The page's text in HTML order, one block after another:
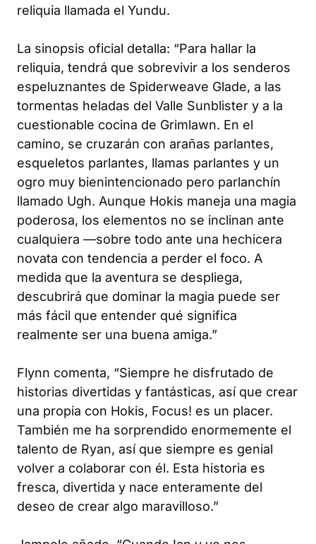
reliquia llamada el Yundu.
La sinopsis oficial detalla: “Para hallar la
reliquia, tendrá que sobrevivir a los senderos
espeluznantes de Spiderweave Glade, a las
tormentas heladas del Valle Sunblister y a la
cuestionable cocina de Grimlawn. En el
camino, se cruzarán con arañas parlantes,
esqueletos parlantes, llamas parlantes y un
ogro muy bienintencionado pero parlanchín
llamado Ugh. Aunque Hokis maneja una magia
poderosa, los elementos no se inclinan ante
cualquiera —sobre todo ante una hechicera
novata con tendencia a perder el foco. A
medida que la aventura se despliega,
descubrirá que dominar la magia puede ser
más fácil que entender qué significa
realmente ser una buena amiga.”
Flynn comenta, “Siempre he disfrutado de
historias divertidas y fantásticas, así que crear
una propia con Hokis, Focus! es un placer.
También me ha sorprendido enormemente el
talento de Ryan, así que siempre es genial
volver a colaborar con él. Esta historia es
fresca, divertida y nace enteramente del
deseo de crear algo maravilloso.”